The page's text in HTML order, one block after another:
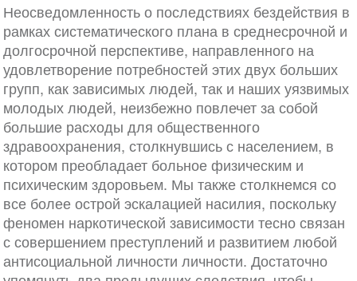
Неосведомленность о последствиях бездействия в
рамках систематического плана в среднесрочной и
долгосрочной перспективе, направленного на
удовлетворение потребностей этих двух больших
групп, как зависимых людей, так и наших уязвимых
молодых людей, неизбежно повлечет за собой
большие расходы для общественного
здравоохранения, столкнувшись с населением, в
котором преобладает больное физическим и
психическим здоровьем. Мы также столкнемся со
все более острой эскалацией насилия, поскольку
феномен наркотической зависимости тесно связан
с совершением преступлений и развитием любой
антисоциальной личности личности. Достаточно